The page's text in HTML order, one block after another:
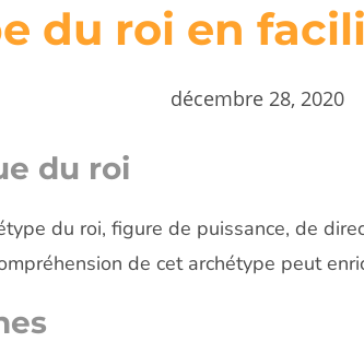
du roi en
décembre 28, 2020
du roi
du roi, figure de puissance, de
de cet archétype peut